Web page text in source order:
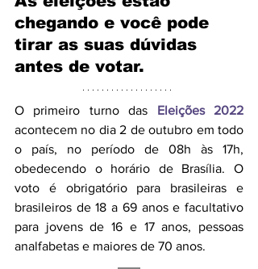
chegando e você pode
tirar as suas dúvidas
antes de votar.
O primeiro turno das Eleições 2022
acontecem no dia 2 de outubro em todo
o país, no período de 08h às 17h,
obedecendo o horário de Brasília. O
voto é obrigatório para brasileiras e
brasileiros de 18 a 69 anos e facultativo
para jovens de 16 e 17 anos, pessoas
analfabetas e maiores de 70 anos.